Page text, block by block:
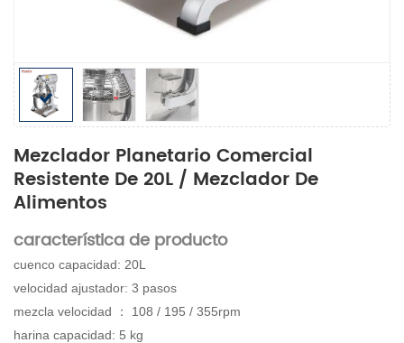
Mezclador Planetario Comercial
Resistente De 20L / Mezclador De
Alimentos
característica de producto
cuenco capacidad: 20L
velocidad ajustador: 3 pasos
mezcla velocidad ： 108 / 195 / 355rpm
harina capacidad: 5 kg